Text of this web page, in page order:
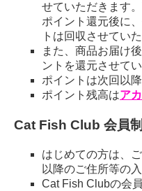
せていただきます
ポイント還元後に
トは回収させてい
また、商品お届け
ントを還元させて
ポイントは次回以
ポイント残高はア
Cat Fish Club 会員
はじめての方は、
以降のご住所等の
Cat Fish Clubの会